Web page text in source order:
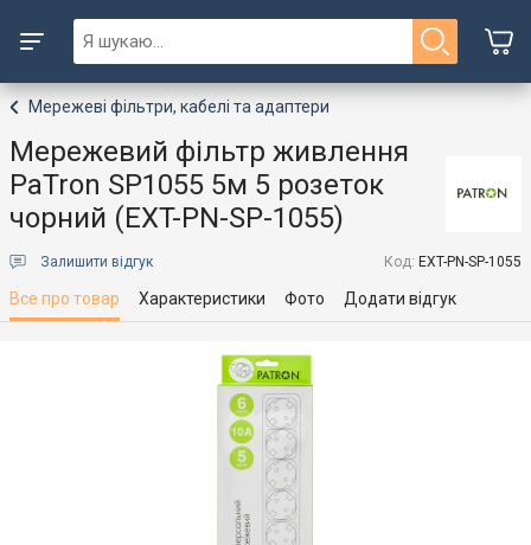
Мережеві фільтри, кабелі та адаптери
Мережевий фільтр живлення
PaTron SP1055 5м 5 розеток
чорний (EXT-PN-SP-1055)
Залишити відгук Код: EXT-PN-SP-1055
Все про товар Характеристики Фото Додати відгук